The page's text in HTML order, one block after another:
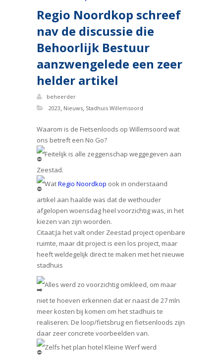
Regio Noordkop schreef
nav de discussie die
Behoorlijk Bestuur
aanzwengelede een zeer
helder artikel
beheerder
2023, Nieuws, Stadhuis Willemsoord
Waarom is de Fietsenloods op Willemsoord wat
ons betreft een No Go?
Feitelijk is alle zeggenschap weggegeven aan
Zeestad.
WatRegio Noordkop ook in onderstaand
artikel aan haalde was dat de wethouder
afgelopen woensdag heel voorzichtig was, in het
kiezen van zijn woorden.
Citaat:Ja het valt onder Zeestad project openbare
ruimte, maar dit project is een los project, maar
heeft weldegelijk direct te maken met het nieuwe
stadhuis
Alles werd zo voorzichtig omkleed, om maar
niet te hoeven erkennen dat er naast de 27 mln
meer kosten bij komen om het stadhuis te
realiseren. De loop/fietsbrug en fietsenloods zijn
daar zeer concrete voorbeelden van.
Zelfs het plan hotel Kleine Werf werd